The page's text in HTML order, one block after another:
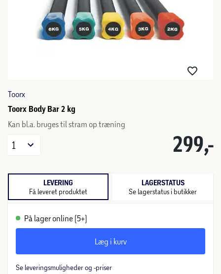
Toorx
Toorx Body Bar 2 kg
Kan bl.a. bruges til stram op træning
299,-
1
LEVERING
Få leveret produktet
LAGERSTATUS
Se lagerstatus i butikker
På lager online (5+)
Læg i kurv
Se leveringsmuligheder og -priser